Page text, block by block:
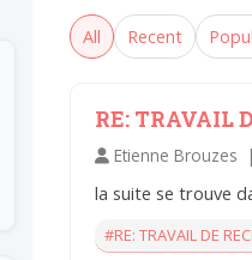
All Recent
RE: TRAVAIL
Etienne Brouzes
la suite se trouve
#RE: TRAVAIL DE